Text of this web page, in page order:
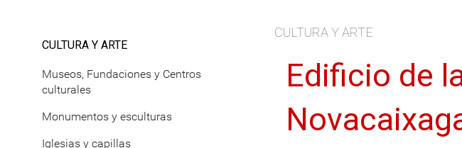
CULTURA Y ARTE
Edificio de
CULTURA Y ARTE
Museos, Fundaciones y Centros
culturales
Monumentos y esculturas
Iglesias y capillas